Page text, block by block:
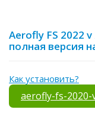
Aerofly FS 2022
полная версия
Как установить?
aerofly-fs-2020-